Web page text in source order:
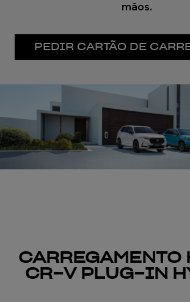
mãos.
PEDIR CARTÃO DE
CARREGAMENTO
CR-V PLUG-IN